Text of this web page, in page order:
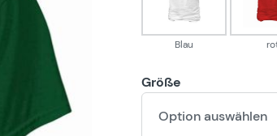
Blau
Größe
Option auswählen